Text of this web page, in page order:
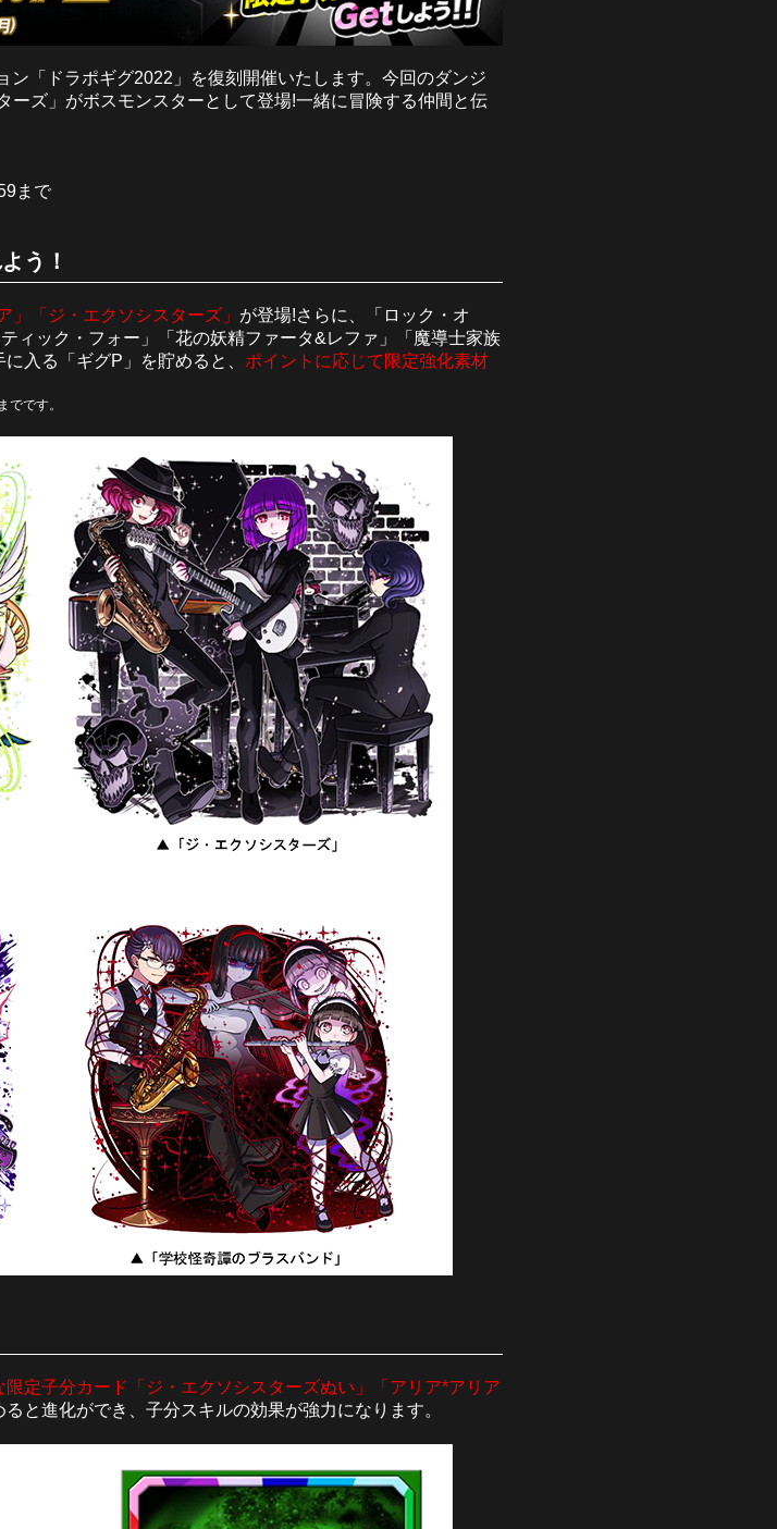
「ドラポギグ2022」を復刻開催いたします。今回のダンジ
ーズ」がボスモンスターとして登場!一緒に冒険する仲間と伝
まで
う！
」「ジ・エクソシスターズ」 が登場!さらに、「ロック・オ
ィック・フォー」「花の妖精ファータ&レファ」「魔導士家族
入る「ギグP」を貯めると、 ポイントに応じて限定強化素材
です。
限定子分カード「ジ・エクソシスターズぬい」「アリア*アリア
と進化ができ、子分スキルの効果が強力になります。